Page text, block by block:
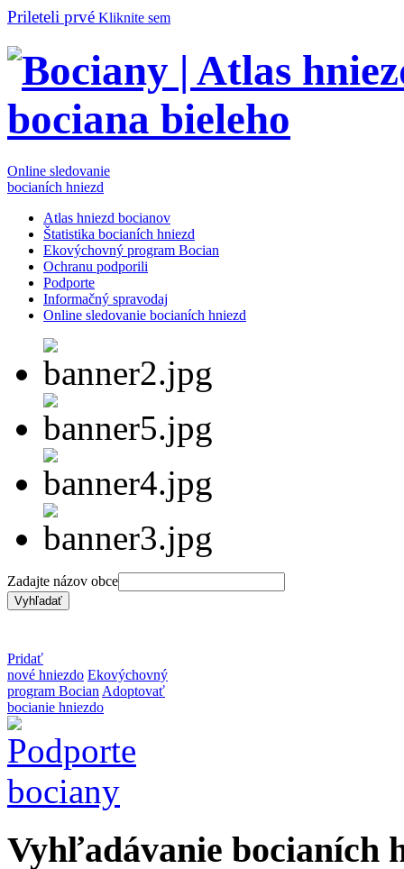
Prileteli prvé Kliknite sem
Online sledovanie
bocianích hniezd
Atlas hniezd bocianov
Štatistika bocianích hniezd
Ekovýchovný program Bocian
Ochranu podporili
Podporte
Informačný spravodaj
Online sledovanie bocianích hniezd
Zadajte názov obce
Pridať
nové hniezdo Ekovýchovný
program Bocian Adoptovať
bocianie hniezdo
Vyhľadávanie bocianích